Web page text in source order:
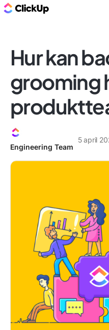
Hur kan
grooming
Engineering Team
5 april